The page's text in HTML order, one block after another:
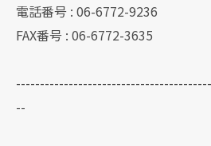
電話番号 : 06-6772-9236
FAX番号 : 06-6772-3635
--